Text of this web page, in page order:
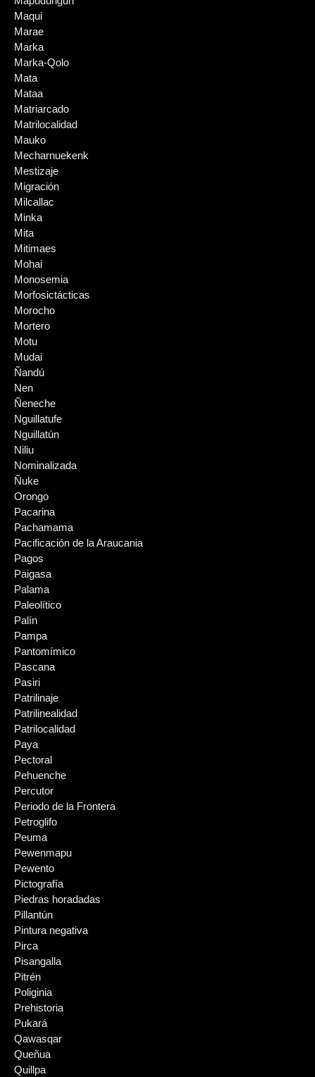
Maqui
Marae
Marka
Marka-Qolo
Mata
Mataa
Matriarcado
Matrilocalidad
Mauko
Mecharnuekenk
Mestizaje
Migración
Milcallac
Minka
Mita
Mitimaes
Mohai
Monosemia
Morfosictácticas
Morocho
Mortero
Motu
Mudai
Ñandú
Nen
Ñeneche
Nguillatufe
Nguillatún
Niliu
Nominalizada
Ñuke
Orongo
Pacarina
Pachamama
Pacificación de la Araucania
Pagos
Paigasa
Palama
Paleolítico
Palín
Pampa
Pantomímico
Pascana
Pasiri
Patrilinaje
Patrilinealidad
Patrilocalidad
Paya
Pectoral
Pehuenche
Percutor
Periodo de la Frontera
Petroglifo
Peuma
Pewenmapu
Pewento
Pictografía
Piedras horadadas
Pillantún
Pintura negativa
Pirca
Pisangalla
Pitrén
Poliginia
Prehistoria
Pukará
Qawasqar
Queñua
Quillpa